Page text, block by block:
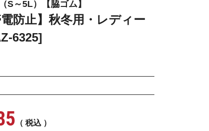
S～5L）【脇ゴム】
防止】秋冬用・レディー
6325]
税込